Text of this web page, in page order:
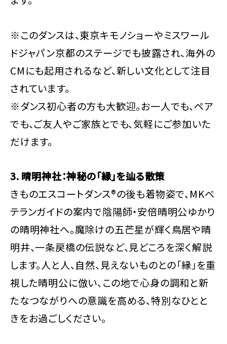
※このダンスは、東京キモノショーやミスワール
ドジャパン京都のステージでも披露され、海外の
CMにも起用されるなど、新しい文化として注目
されています。
※ダンス初心者の方も大歓迎。お一人でも、ペア
でも、ご友人やご家族とでも、気軽にご参加いた
だけます。
3. 晴明神社：神秘の「縁」を辿る散策
きものエスコートダンス®の後も着物姿で、MKベ
テランガイドの案内で陰陽師・安倍晴明公ゆかり
の晴明神社へ。魔除けの五芒星が輝く鳥居や晴
明井、一条戻橋の伝説など、見どころを深く解説
します。人と人、自然、見えないものとの「縁」を重
視した晴明公に倣い、この地で心身の調和と新
たなつながりへの意識を高める、特別なひとと
きをお過ごしください。